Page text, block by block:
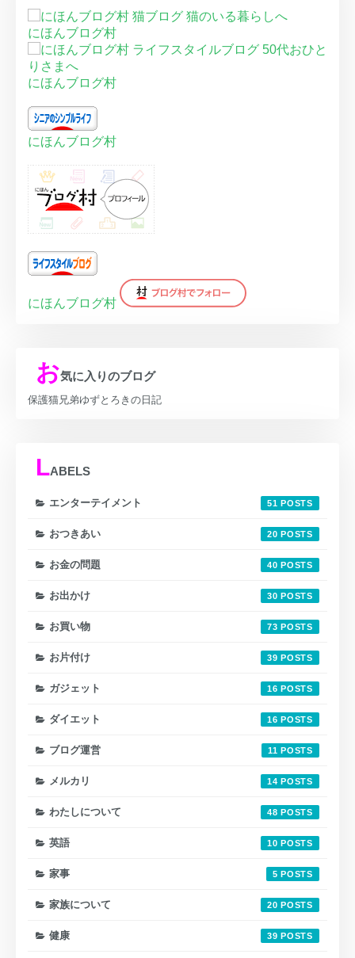
にほんブログ村
にほんブログ村
にほんブログ村
にほんブログ村
お気に入りのブログ
保護猫兄弟ゆずとろきの日記
LABELS
エンターテイメント 51
おつきあい 20
お金の問題 40
お出かけ 30
お買い物 73
お片付け 39
ガジェット 16
ダイエット 16
ブログ運営 11
メルカリ 14
わたしについて 48
英語 10
家事 5
家族について 20
健康 39